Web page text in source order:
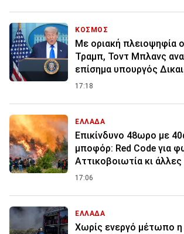
ΚΟΣΜΟΣ
Με οριακή πλειοψηφία
Τραμπ, Τοντ Μπλανς
επίσημα υπουργός
17:18
ΕΛΛΑΔΑ
Επικίνδυνο 48ωρο με
μποφόρ: Red Code για
Αττικοβοιωτία κι
17:06
ΕΛΛΑΔΑ
Χωρίς ενεργό μέτωπο